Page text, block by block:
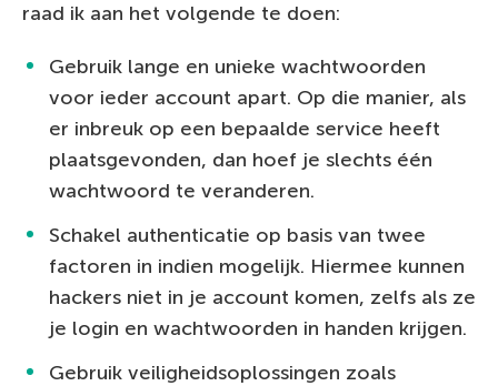
raad ik aan het volgende te doen:
Gebruik lange en unieke wachtwoorden
voor ieder account apart. Op die manier, als
er inbreuk op een bepaalde service heeft
plaatsgevonden, dan hoef je slechts één
wachtwoord te veranderen.
Schakel authenticatie op basis van twee
factoren in indien mogelijk. Hiermee kunnen
hackers niet in je account komen, zelfs als ze
je login en wachtwoorden in handen krijgen.
Gebruik veiligheidsoplossingen zoals